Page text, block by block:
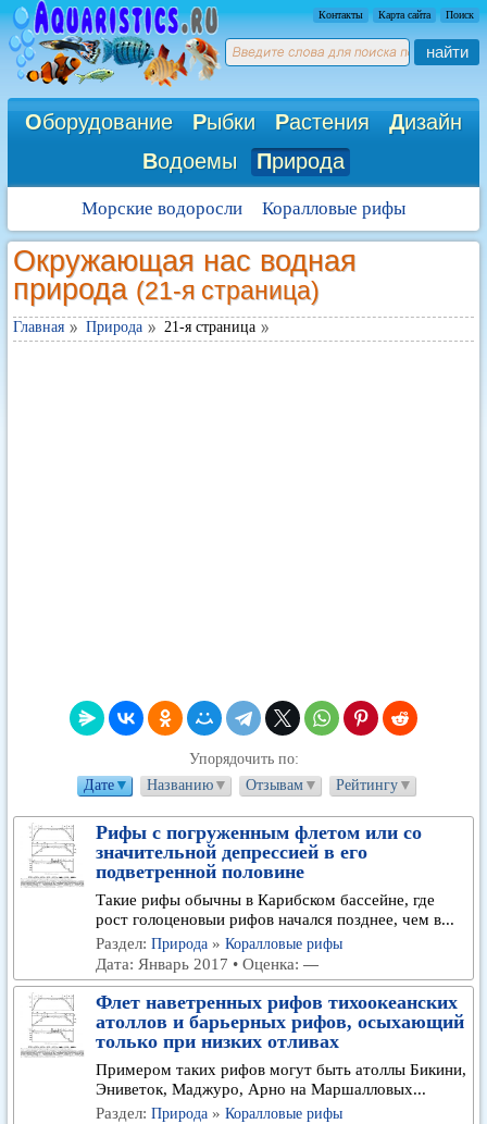
Контакты Карта сайта Поиск
найти
Оборудование Рыбки Растения Дизайн
Водоемы Природа
Морские водоросли Коралловые рифы
Окружающая нас водная
природа (21-я страница)
Главная Природа 21-я страница
Упорядочить по:
Дате▼ Названию▼ Отзывам▼ Рейтингу▼
Рифы с погруженным флетом или со
значительной депрессией в его
подветренной половине
Такие рифы обычны в Карибском бассейне, где
рост голоценовыи рифов начался позднее, чем в...
Раздел: Природа » Коралловые рифы
Дата: Январь 2017 • Оценка: —
Флет наветренных рифов тихоокеанских
атоллов и барьерных рифов, осыхающий
только при низких отливах
Примером таких рифов могут быть атоллы Бикини,
Эниветок, Маджуро, Арно на Маршалловых...
Раздел: Природа » Коралловые рифы